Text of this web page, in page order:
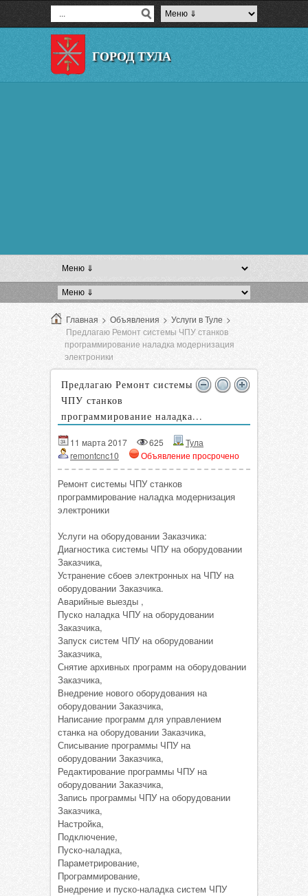
ГОРОД ТУЛА
Главная > Объявления > Услуги в Туле >
Предлагаю Ремонт системы ЧПУ станков
программирование наладка модернизация
электроники
Предлагаю Ремонт системы
ЧПУ станков
программирование наладка...
11 марта 2017 625
Тула
remontcnc10
Объявление просрочено
Ремонт системы ЧПУ станков
программирование наладка модернизация
электроники
Услуги на оборудовании Заказчика:
Диагностика системы ЧПУ на оборудовании
Заказчика,
Устранение сбоев электронных на ЧПУ на
оборудовании Заказчика.
Аварийные выезды ,
Пуско наладка ЧПУ на оборудовании
Заказчика,
Запуск систем ЧПУ на оборудовании
Заказчика,
Снятие архивных программ на оборудовании
Заказчика,
Внедрение нового оборудования на
оборудовании Заказчика,
Написание программ для управлением
станка на оборудовании Заказчика,
Списывание программы ЧПУ на
оборудовании Заказчика,
Редактирование программы ЧПУ на
оборудовании Заказчика,
Запись программы ЧПУ на оборудовании
Заказчика,
Настройка,
Подключение,
Пуско-наладка,
Параметрирование,
Программирование,
Внедрение и пуско-наладка систем ЧПУ